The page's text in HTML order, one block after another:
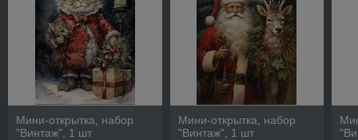
Мини-открытка, набор
"Винтаж", 1 шт
Мини-открытка, набор
"Винтаж", 1 шт